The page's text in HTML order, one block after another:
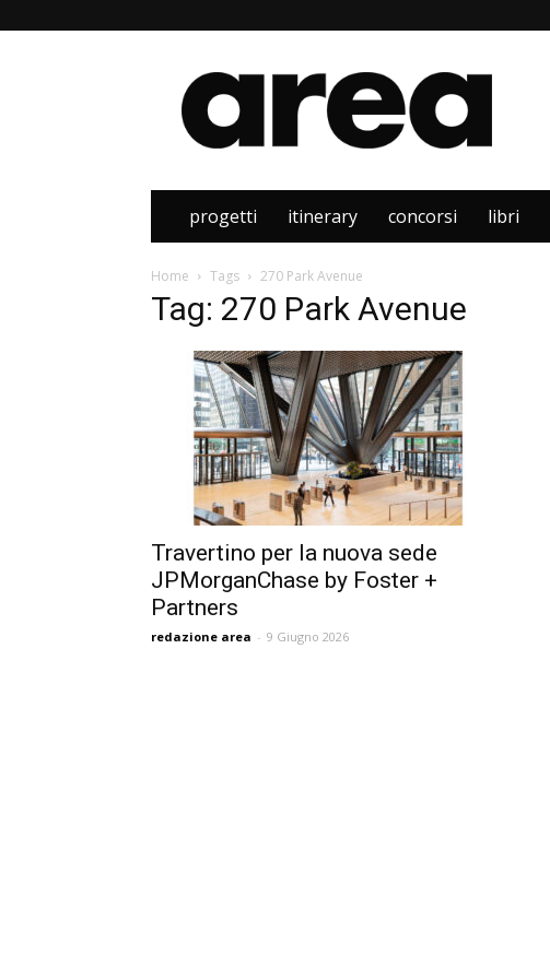
Area
progetti itinerary concorsi libri
Home Tags 270 Park Avenue
Tag: 270 Park Avenue
Travertino per la nuova sede
JPMorganChase by Foster +
Partners
redazione area - 9 Giugno 2026